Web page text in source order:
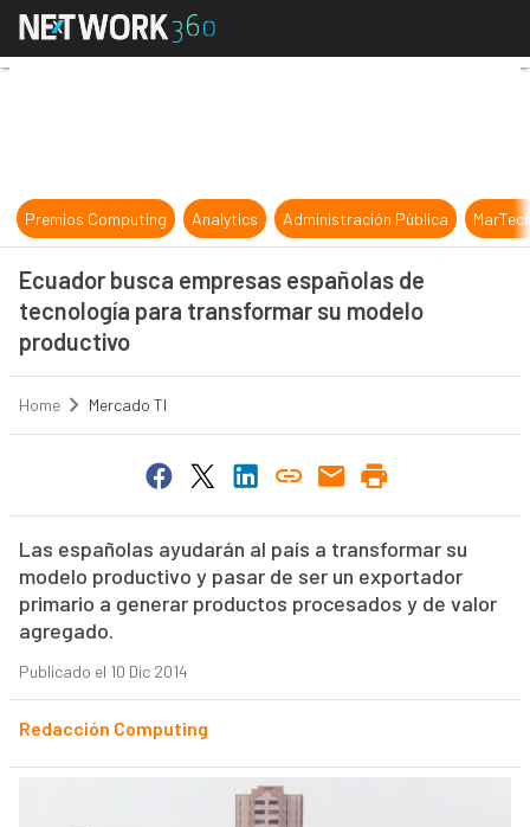
Ecuador busca empresas
Premios Computing Analytics Administración Pública
Ecuador busca empresas españolas de
tecnología para transformar su modelo
productivo
Home Mercado TI
Las españolas ayudarán al país a transformar su
modelo productivo y pasar de ser un exportador
primario a generar productos procesados y de valor
agregado.
Publicado el 10 Dic 2014
Redacción Computing